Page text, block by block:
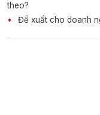
theo?
Đề xuất cho doanh